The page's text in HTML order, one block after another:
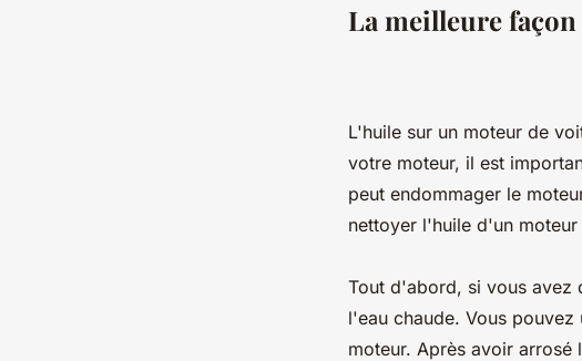
La meilleure
L'huile sur un moteur de
votre moteur, il est
peut endommager le
nettoyer l'huile d'un
Tout d'abord, si vous avez
l'eau chaude. Vous
moteur. Après avoir